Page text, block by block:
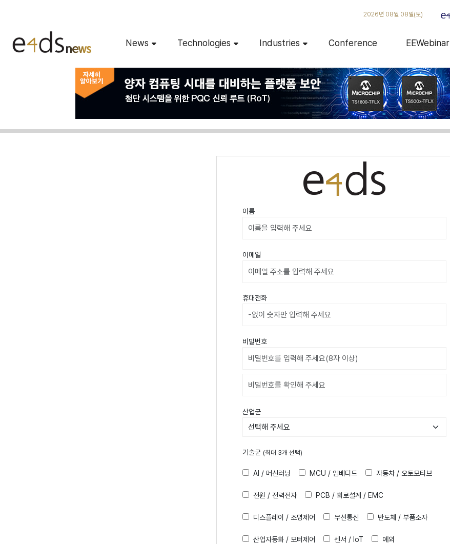
2026년 08월 08일(토)
News Technologies Industries Conference EEWebinar
이름
이메일
휴대전화
비밀번호
비밀번호확인
산업군
기술군 (최대 3개 선택)
AI / 머신러닝 MCU / 임베디드 자동차 / 오토모티브
전원 / 전력전자 PCB / 회로설계 / EMC
디스플레이 / 조명제어 무선통신 반도체 / 부품소자
산업자동화 / 모터제어 센서 / IoT 예외